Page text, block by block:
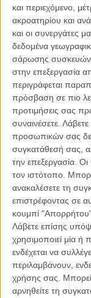
και περιεχόμενο,
ακροατηρίου και
και οι συνεργάτες
δεδομένα
σάρωσης συσκευών.
στην επεξεργασία
περιγράφεται
πρόσβαση σε πιο
προτιμήσεις σας
συναινέσετε.
προσωπικών σας
συγκατάθεσή σας,
την επεξεργασία.
τον ιστότοπο.
ανακαλέσετε τη
επιστρέφοντας σε
κουμπί
Λάβετε επίσης
χρησιμοποιεί μία ή
ενδέχεται να
περιλαμβάνουν,
χρήσης σας.
αρνηθείτε τη
Πολλοί διάσημοι
πάνω τους
Τραμπ στη θέση του
Κερκ Ντάγκλας, κι
Κλούνεϊ, η λίστα
αποτελεί
Αρνολντ
γνωστός, δηλωμένος
και αρκετοί ακόμα
θέση τους από ό,τι
ανώτερο αξίωμα της
ότι ο Αρνι έχει
Apprentice»).
Διαβάστε κι αυτό: Ο
Τραμπ με τον Χίτλερ